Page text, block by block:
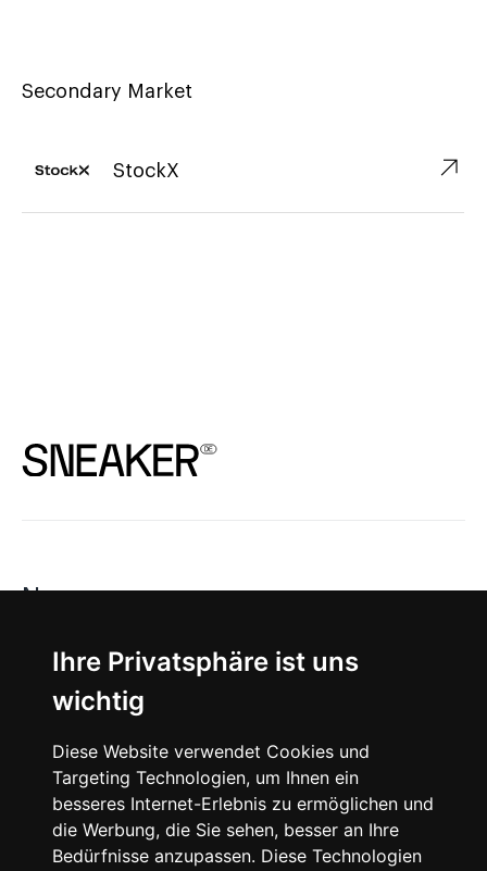
Ihre Privatsphäre ist uns
wichtig
Diese Website verwendet Cookies und
Targeting Technologien, um Ihnen ein
besseres Internet-Erlebnis zu ermöglichen und
die Werbung, die Sie sehen, besser an Ihre
Bedürfnisse anzupassen. Diese Technologien
Secondary Market
StockX ↗︎
News
About
Instagram
Facebook